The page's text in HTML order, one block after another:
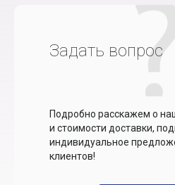
Задать вопрос
Подробно расскажем о
и стоимости доставки,
индивидуальное
клиентов!